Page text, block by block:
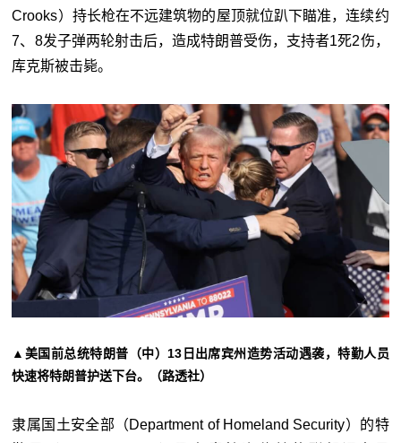
Crooks）持长枪在不远建筑物的屋顶就位趴下瞄准，连续约
7、8发子弹两轮射击后，造成特朗普受伤，支持者1死2伤，
库克斯被击毙。
▲美国前总统特朗普（中）13日出席宾州造势活动遇袭，特勤人员
快速将特朗普护送下台。（路透社）
隶属国土安全部（Department of Homeland Security）的特